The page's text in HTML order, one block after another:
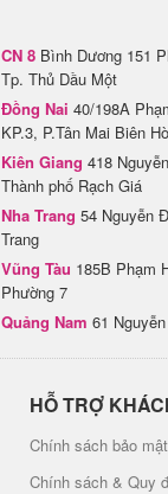
CN 8 Bình Dương 151
Tp. Thủ Dầu Một
Đồng Nai 40/198A
KP.3, P.Tân Mai Biên
Kiên Giang 418
Thành phố Rạch Giá
Nha Trang 54 Nguyễn
Trang
Vũng Tàu 185B Phạm
Phường 7
Quảng Nam 61
HỖ TRỢ
Chính sách bảo
Chính sách & Quy